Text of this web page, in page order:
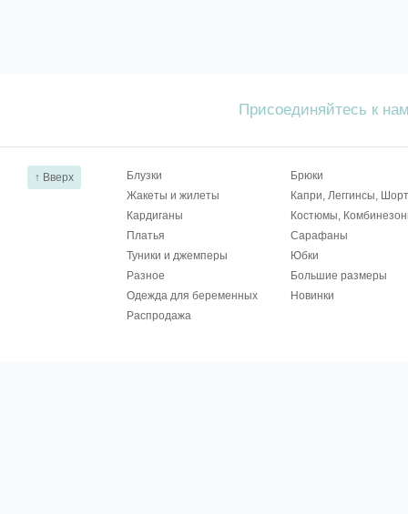
Присоединяйтесь к
↑ Вверх Блузки
Брюки
Жакеты и жилеты
Капри, Леггинсы,
Кардиганы
Костюмы,
Платья
Сарафаны
Туники и джемперы
Юбки
Разное
Большие размеры
Одежда для беременных
Новинки
Распродажа